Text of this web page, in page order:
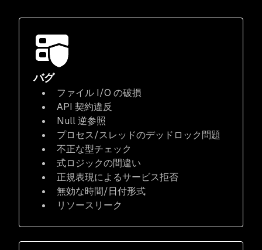
バグ
ファイル I/O の破損
API 契約違反
Null 逆参照
プロセス/スレッドのデッドロック問題
不正な型チェック
式ロジックの間違い
正規表現によるサービス拒否
無効な時間/日付形式
リソースリーク